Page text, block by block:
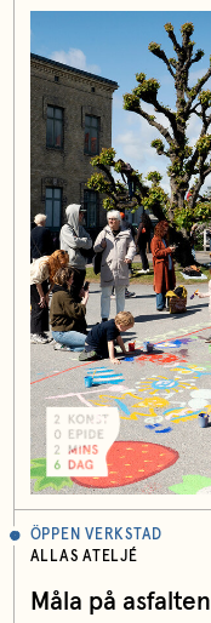
ÖPPEN VERKSTAD
ALLAS ATELJÉ
Måla på asfalten